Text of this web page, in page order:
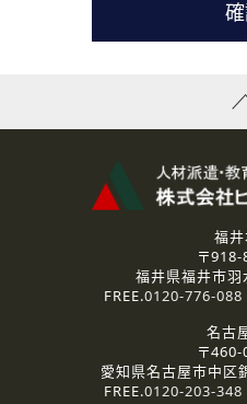
( 3 ) スタッフ派遣を検討されて
お問い合わせの内容に回答す
なお、ご連絡手段は、電話・
資料送付、受講相談に関す
その他、お問い合わせの内
なお、ご連絡手段は、電話・
2.個人情報の第三者提供
ご提供いただいた個人情報は、
3.個人情報の取り扱いの委託
弊社の定める個人情報保護の
人情報を委託する場合がありま
福
〒
福井県福井市
FREE.0120-776-088
名古
〒
愛知県名古屋市中区
FREE.0120-203-348